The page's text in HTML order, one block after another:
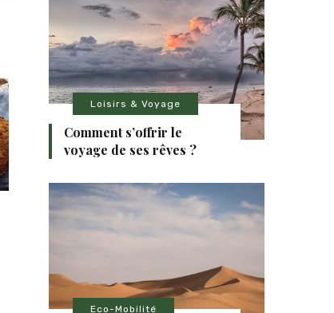
Loisirs & Voyage
Comment s’offrir le
voyage de ses rêves ?
Eco-Mobilité